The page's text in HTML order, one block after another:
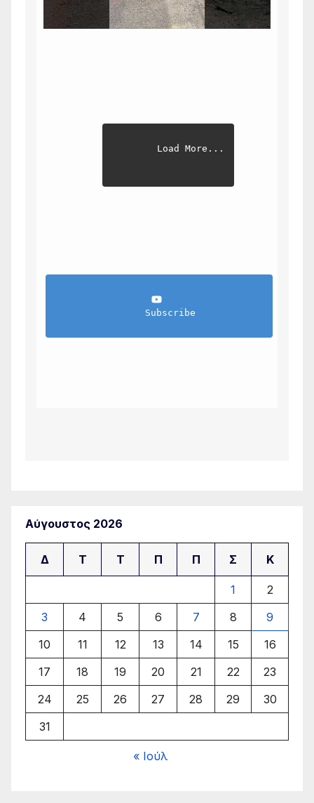
Load More...
                Subscribe
Αύγουστος 2026
Δ Τ Τ Π Π Σ Κ
1
2
3
4 5 6 7 8
9
10
11 12 13 14 15
16
17
18 19 20 21 22
23
24
25 26 27 28 29
30
31
« Ιούλ